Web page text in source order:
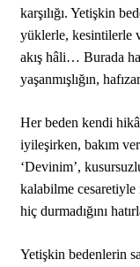
karşılığı. Yetişkin
yüklerle, kesintilerle
akış hâli… Burada
yaşanmışlığın,
Her beden kendi
iyileşirken, bakım
‘Devinim’,
kalabilme
hiç durmadığını
Yetişkin bedenlerin